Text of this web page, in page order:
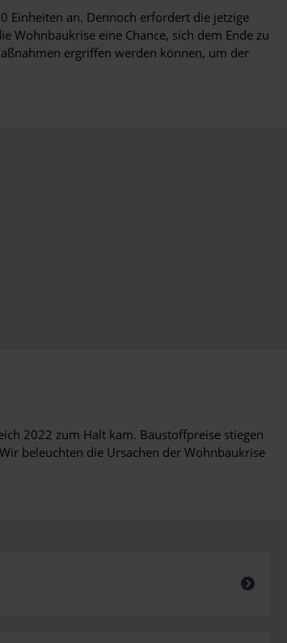
Einheiten an. Dennoch erfordert die jetzige
Wohnbaukrise eine Chance, sich dem Ende zu
ergriffen werden können, um der
2022 zum Halt kam. Baustoffpreise stiegen
beleuchten die Ursachen der Wohnbaukrise